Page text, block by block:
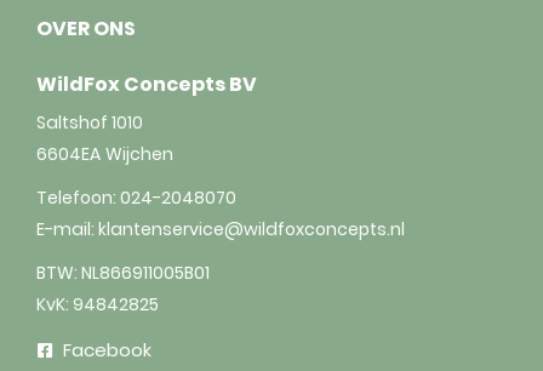
OVER ONS
WildFox Concepts BV
Saltshof 1010
6604EA Wijchen
Telefoon: 024-2048070
E-mail: klantenservice@wildfoxconcepts.nl
BTW: NL866911005B01
KvK: 94842825
Facebook